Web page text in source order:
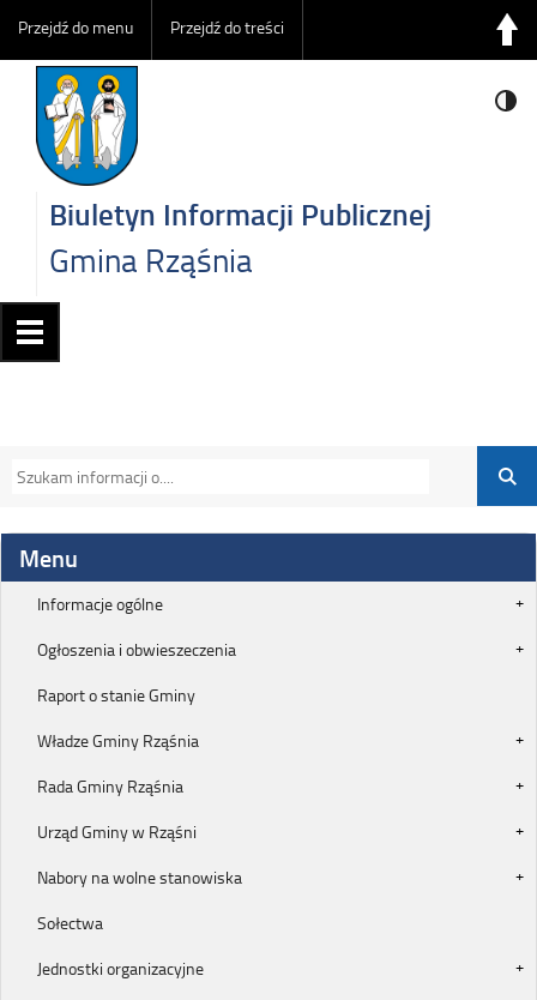
Przejdź do menu Przejdź do treści
Biuletyn Informacji Publicznej
Gmina Rząśnia
Menu
Informacje ogólne
Ogłoszenia i obwieszeczenia
Raport o stanie Gminy
Władze Gminy Rząśnia
Rada Gminy Rząśnia
Urząd Gminy w Rząśni
Nabory na wolne stanowiska
Sołectwa
Jednostki organizacyjne